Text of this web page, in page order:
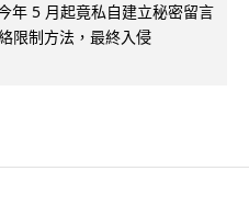
年 5 月起竟私自建立秘密留言
限制方法，最終入侵